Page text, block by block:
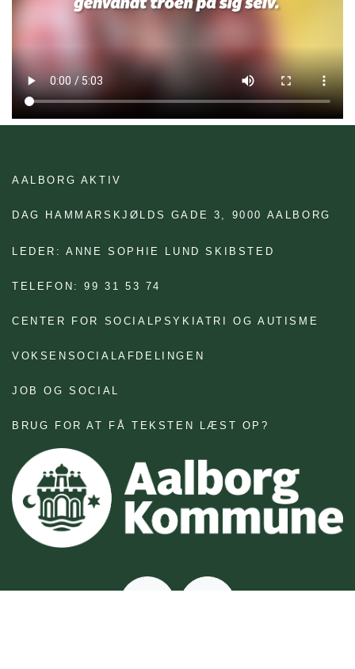
AALBORG AKTIV
DAG HAMMARSKJØLDS GADE 3, 9000 AALBORG
LEDER: ANNE SOPHIE LUND SKIBSTED
TELEFON: 99 31 53 74
CENTER FOR SOCIALPSYKIATRI OG AUTISME
VOKSENSOCIALAFDELINGEN
JOB OG SOCIAL
BRUG FOR AT FÅ TEKSTEN LÆST OP?